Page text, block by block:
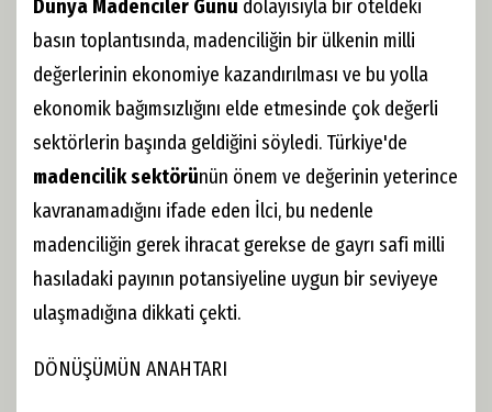
Dünya Madenciler Günü dolayısıyla bir oteldeki
basın toplantısında, madenciliğin bir ülkenin milli
değerlerinin ekonomiye kazandırılması ve bu yolla
ekonomik bağımsızlığını elde etmesinde çok değerli
sektörlerin başında geldiğini söyledi. Türkiye'de
madencilik sektörünün önem ve değerinin yeterince
kavranamadığını ifade eden İlci, bu nedenle
madenciliğin gerek ihracat gerekse de gayrı safi milli
hasıladaki payının potansiyeline uygun bir seviyeye
ulaşmadığına dikkati çekti.
DÖNÜŞÜMÜN ANAHTARI